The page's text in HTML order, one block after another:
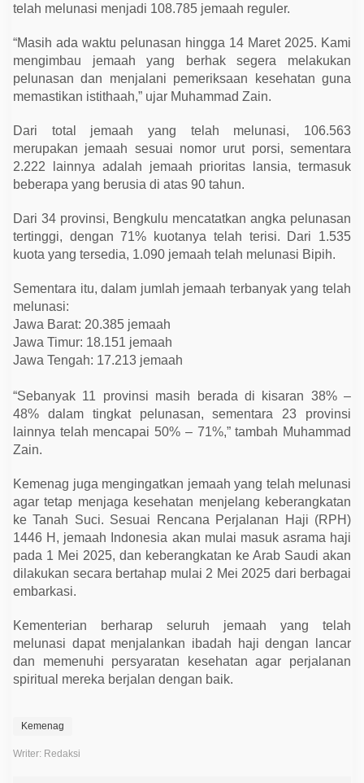
a
P
e
l
u
n
a
n
S
g
e
telah melunasi menjadi 108.785 jemaah reguler.
“Masih ada waktu pelunasan hingga 14 Maret 2025. Kami
mengimbau jemaah yang berhak segera melakukan
pelunasan dan menjalani pemeriksaan kesehatan guna
memastikan istithaah,” ujar Muhammad Zain.
Dari total jemaah yang telah melunasi, 106.563
merupakan jemaah sesuai nomor urut porsi, sementara
2.222 lainnya adalah jemaah prioritas lansia, termasuk
beberapa yang berusia di atas 90 tahun.
Dari 34 provinsi, Bengkulu mencatatkan angka pelunasan
tertinggi, dengan 71% kuotanya telah terisi. Dari 1.535
kuota yang tersedia, 1.090 jemaah telah melunasi Bipih.
Sementara itu, dalam jumlah jemaah terbanyak yang telah
melunasi:
Jawa Barat: 20.385 jemaah
Jawa Timur: 18.151 jemaah
Jawa Tengah: 17.213 jemaah
“Sebanyak 11 provinsi masih berada di kisaran 38% –
48% dalam tingkat pelunasan, sementara 23 provinsi
lainnya telah mencapai 50% – 71%,” tambah Muhammad
Zain.
Kemenag juga mengingatkan jemaah yang telah melunasi
agar tetap menjaga kesehatan menjelang keberangkatan
ke Tanah Suci. Sesuai Rencana Perjalanan Haji (RPH)
1446 H, jemaah Indonesia akan mulai masuk asrama haji
pada 1 Mei 2025, dan keberangkatan ke Arab Saudi akan
dilakukan secara bertahap mulai 2 Mei 2025 dari berbagai
embarkasi.
Kementerian berharap seluruh jemaah yang telah
melunasi dapat menjalankan ibadah haji dengan lancar
dan memenuhi persyaratan kesehatan agar perjalanan
spiritual mereka berjalan dengan baik.
Kemenag
Writer: Redaksi